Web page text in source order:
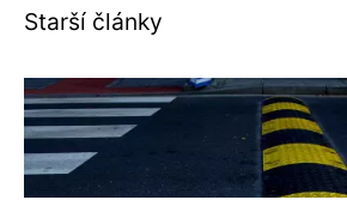
Starší články